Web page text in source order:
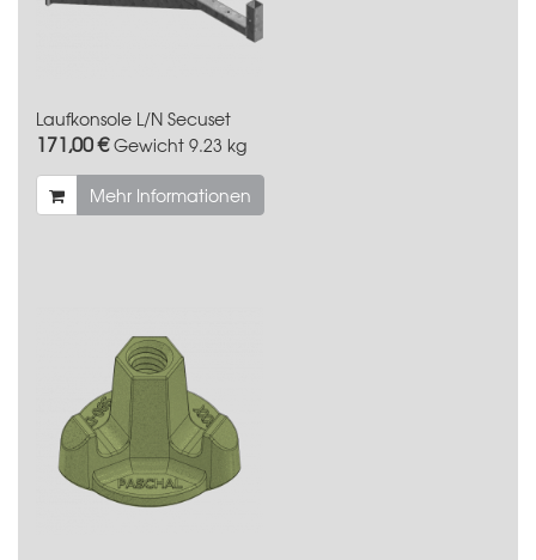
Laufkonsole L/N Secuset
171,00 €Gewicht 9.23 kg
Mehr Informationen